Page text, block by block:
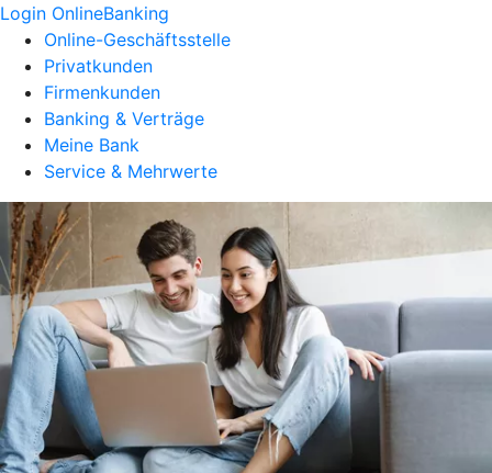
Login OnlineBanking
Online-Geschäftsstelle
Privatkunden
Firmenkunden
Banking & Verträge
Meine Bank
Service & Mehrwerte